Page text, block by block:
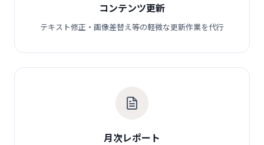
コンテンツ更新
テキスト修正・画像差替え等の軽微な更新作業を代行
月次レポート